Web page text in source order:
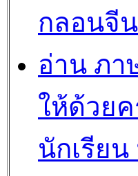
กลอนจี
อ่าน ภา
ให้ด้วย
นักเรีย